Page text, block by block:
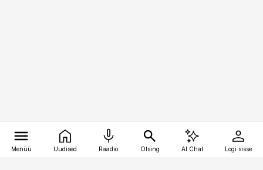
Menüü Uudised Raadio Otsing AI Chat Logi sisse